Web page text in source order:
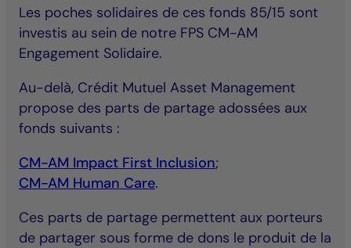
Les poches solidaires de ces fonds 85/15 sont
investis au sein de notre FPS CM-AM
Engagement Solidaire.
Au-delà, Crédit Mutuel Asset Management
propose des parts de partage adossées aux
fonds suivants :
CM-AM Impact First Inclusion;
CM-AM Human Care.
Ces parts de partage permettent aux porteurs
de partager sous forme de dons le produit de la